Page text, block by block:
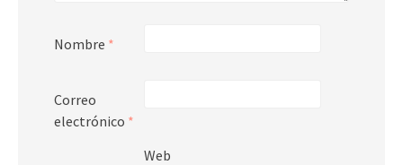
Nombre *
Correo
electrónico *
Web